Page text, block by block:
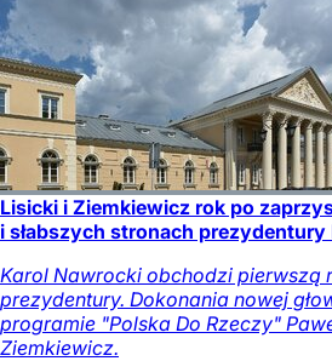
Lisicki i Ziemkiewicz rok po
i słabszych stronach
Karol Nawrocki obchodzi pierwszą
prezydentury. Dokonania nowej
programie "Polska Do Rzeczy"
Ziemkiewicz.